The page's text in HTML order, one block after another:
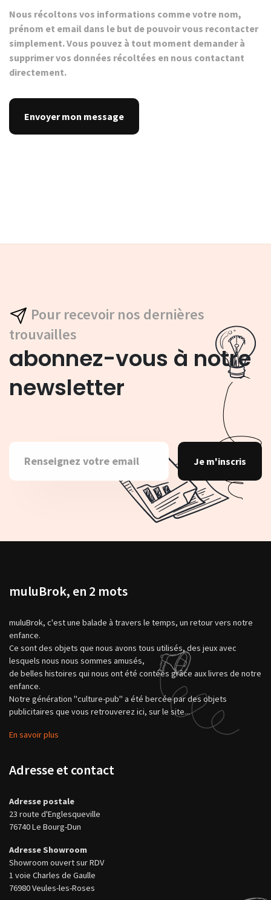
Nous récoltons vos informations comme votre nom,
prénom et email dans le but de pouvoir vous recontacter
simplement. Vous pouvez à tout moment demander à
supprimer vos données récoltées en nous contactant
directement.
Pour recevoir nos dernières
trouvailles
abonnez-vous à notre
newsletter
Je m'inscris
muluBrok, en 2 mots
muluBrok, c'est une balade à travers le temps, un retour vers notre
enfance.
Ce sont des objets que nous avons tous utilisés, des jeux avec
lesquels nous nous sommes amusés,
de belles histoires qui nous ont été contées grâce aux livres de notre
enfance.
Notre génération "culture-pub" a été bercée par des objets
publicitaires que vous retrouverez ici, sur le site...
En savoir plus
Adresse et contact
Adresse postale
23 route d'Englesqueville
76740 Le Bourg-Dun
Adresse Showroom
Showroom ouvert sur RDV
1 voie Charles de Gaulle
76980 Veules-les-Roses